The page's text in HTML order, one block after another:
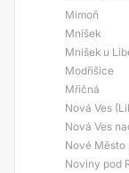
Mimoň
Mníšek
Mníšek u
Modřišice
Mřičná
Nová Ves
Nová Ves
Nové Město
Noviny pod